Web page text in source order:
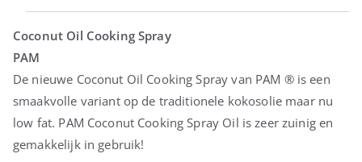
Coconut Oil Cooking Spray
PAM
De nieuwe Coconut Oil Cooking Spray van PAM ® is een
smaakvolle variant op de traditionele kokosolie maar nu
low fat. PAM Coconut Cooking Spray Oil is zeer zuinig en
gemakkelijk in gebruik!